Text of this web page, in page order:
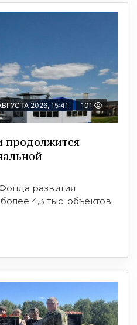
2026, 15:41 101
продолжится
развития
4,3 тыс. объектов